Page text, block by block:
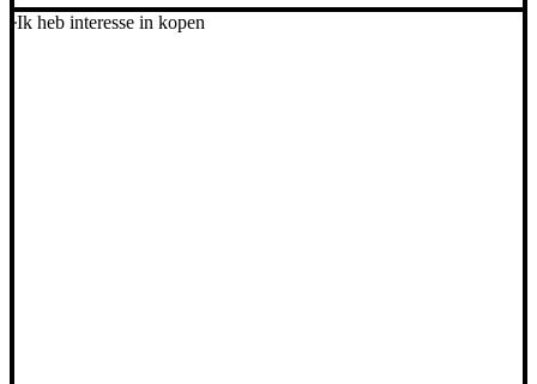
Ik heb interesse in kopen